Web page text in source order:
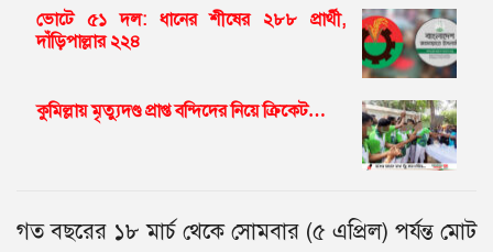
ভোটে ৫১ দল: ধানের শীষের ২৮৮ প্রার্থী,
দাঁড়িপাল্লার ২২৪
কুমিল্লায় মৃত্যুদণ্ড প্রাপ্ত বন্দিদের নিয়ে ক্রিকেট…
গত বছরের ১৮ মার্চ থেকে সোমবার (৫ এপ্রিল) পর্যন্ত মোট